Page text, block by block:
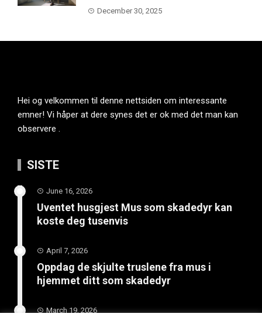
December 30, 2025
Hei og velkommen til denne nettsiden om interessante
emner! Vi håper at dere synes det er ok med det man kan
observere .
SISTE
June 16, 2026
Uventet husgjest Mus som skadedyr kan
koste deg tusenvis
April 7, 2026
Oppdag de skjulte truslene fra mus i
hjemmet ditt som skadedyr
March 19, 2026